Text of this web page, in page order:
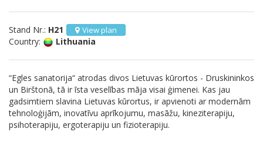
Stand Nr.: H21 View plan
Country: Lithuania
“Egles sanatorija“ atrodas divos Lietuvas kūrortos - Druskininkos
un Birštonā, tā ir īsta veselības māja visai ģimenei. Kas jau
gadsimtiem slavina Lietuvas kūrortus, ir apvienoti ar modernām
tehnoloģijām, inovatīvu aprīkojumu, masāžu, kineziterapiju,
psihoterapiju, ergoterapiju un fizioterapiju.